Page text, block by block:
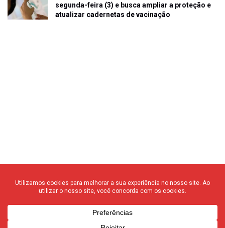
segunda-feira (3) e busca ampliar a proteção e
atualizar cadernetas de vacinação
© 2020 F3 Notícias – Todos os direitos reservados